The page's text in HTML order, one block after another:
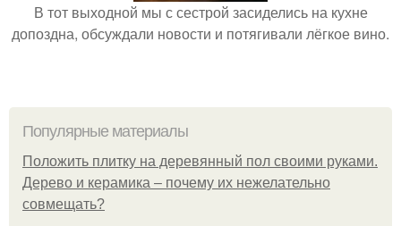
В тот выходной мы с сестрой засиделись на кухне
допоздна, обсуждали новости и потягивали лёгкое вино.
Популярные материалы
Положить плитку на деревянный пол своими руками.
Дерево и керамика – почему их нежелательно
совмещать?